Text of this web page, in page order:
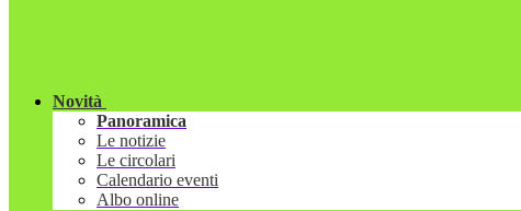
Novità
Panoramica
Le notizie
Le circolari
Calendario eventi
Albo online